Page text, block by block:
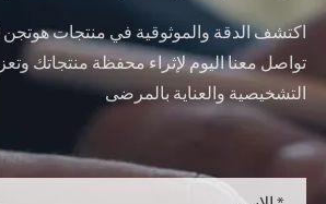
اكتشف الدقة والموثوقية في منتجات
تواصل معنا اليوم لإثراء محفظة منتجاتك
التشخيصية والعناية بالمرضى